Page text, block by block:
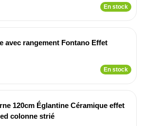
En stock
avec rangement Fontano Effet
En stock
120cm Églantine Céramique effet
colonne strié